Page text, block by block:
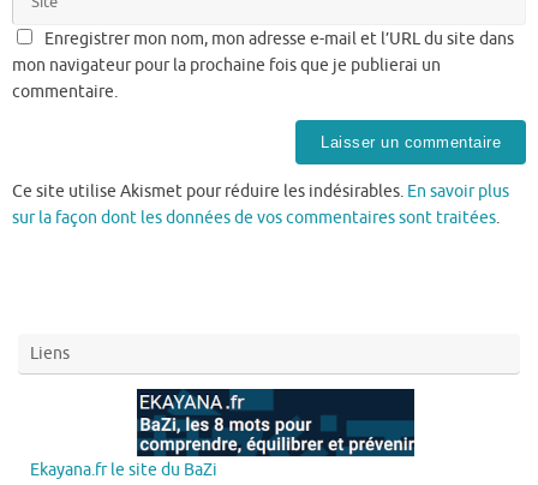
Enregistrer mon nom, mon adresse e-mail et l’URL du site dans
mon navigateur pour la prochaine fois que je publierai un
commentaire.
Ce site utilise Akismet pour réduire les indésirables. En savoir plus
sur la façon dont les données de vos commentaires sont traitées.
Liens
Ekayana.fr le site du BaZi